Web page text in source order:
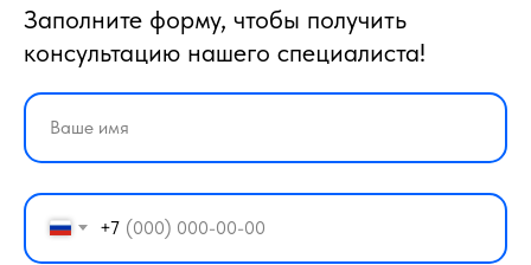
Заполните форму, чтобы получить
консультацию нашего специалиста!
+7